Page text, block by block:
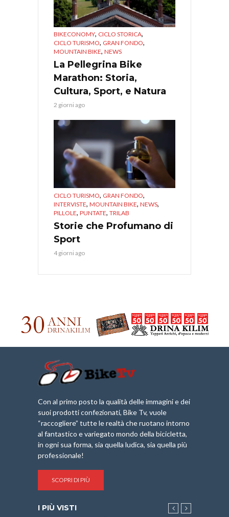
BIKECONOMY, CICLO STORICA,
CICLO TURISMO, GRAN FONDO,
MOUNTAIN BIKE, NEWS
La Pellegrina Bike
Marathon: Storia,
Cultura, Sport, e Natura
2 giorni ago
CICLO TURISMO, GRAN FONDO,
INTERVISTE, MOUNTAIN BIKE, NEWS,
PILLOLE, PUNTATE, TRILAB
Storie che Profumano di
Sport
4 giorni ago
Con al primo posto la qualità delle immagini e dei
suoi prodotti confezionati, Bike Tv, vuole
“raccogliere” tutte le realtà che ruotano intorno
al fantastico e variegato mondo della bicicletta,
in ogni sua forma, sia quella ludica, sia quella più
professionale!
SCOPRI DI PIÙ
I PIÙ VISTI